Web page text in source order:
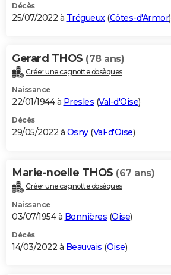
Décès
25/07/2022 à Trégueux (Côtes-d'Armor)
Gerard THOS (78 ans)
Créer une cagnotte obsèques
Naissance
22/01/1944 à Presles (Val-d'Oise)
Décès
29/05/2022 à Osny(Val-d'Oise)
Marie-noelle THOS (67 ans)
Créer une cagnotte obsèques
Naissance
03/07/1954 à Bonnières (Oise)
Décès
14/03/2022 à Beauvais (Oise)